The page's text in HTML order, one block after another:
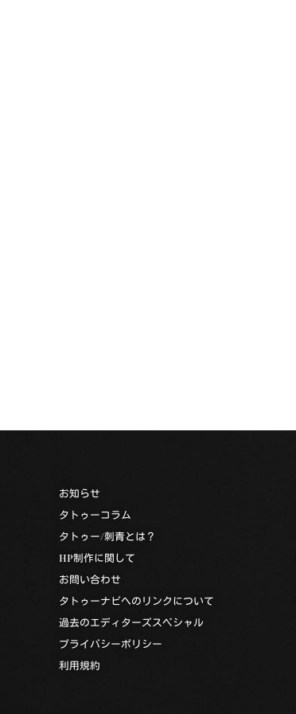
お知らせ
タトゥーコラム
タトゥー/刺青とは？
HP制作に関して
お問い合わせ
タトゥーナビへのリンクについて
過去のエディターズスペシャル
プライバシーポリシー
利用規約